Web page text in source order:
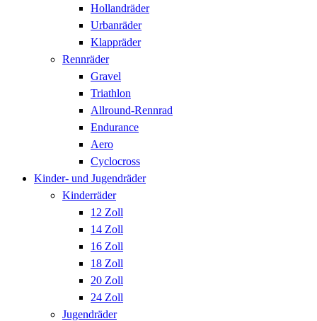
Hollandräder
Urbanräder
Klappräder
Rennräder
Gravel
Triathlon
Allround-Rennrad
Endurance
Aero
Cyclocross
Kinder- und Jugendräder
Kinderräder
12 Zoll
14 Zoll
16 Zoll
18 Zoll
20 Zoll
24 Zoll
Jugendräder